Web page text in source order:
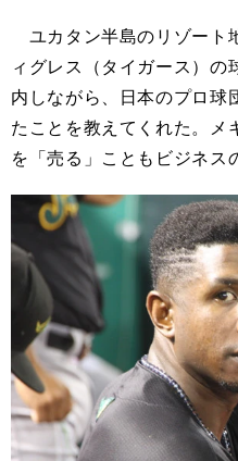
ユカタン半島のリゾート
ィグレス（タイガース）の
内しながら、日本のプロ球
たことを教えてくれた。メ
を「売る」こともビジネス